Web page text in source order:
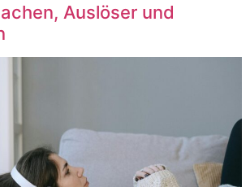
Auslöser und